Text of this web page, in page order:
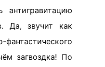
антигравитацию
Да, звучит как
загвоздка! По